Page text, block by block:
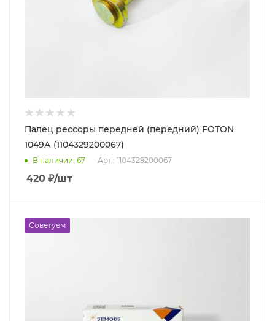
Палец рессоры передней (передний) FOTON
1049А (1104329200067)
В наличии: 67 Арт.: 1104329200067
420 ₽/шт
Советуем